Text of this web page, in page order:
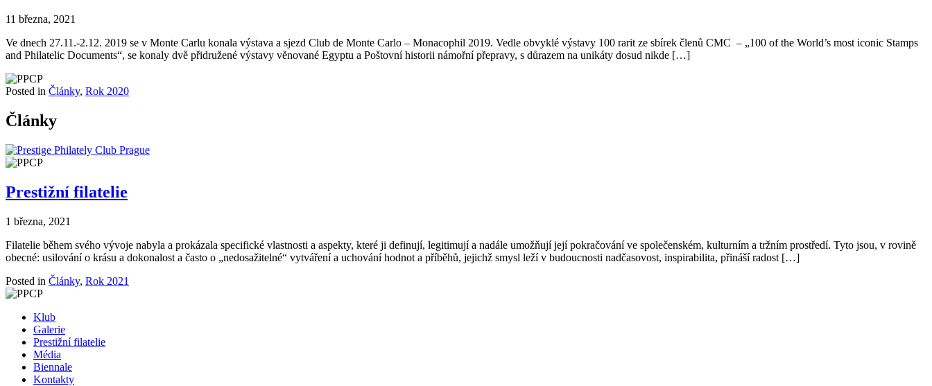
11 března, 2021
Ve dnech 27.11.-2.12. 2019 se v Monte Carlu konala výstava a sjezd Club de Monte Carlo – Monacophil 2019. Vedle obvyklé výstavy 100 rarit ze sbírek členů CMC – „100 of the World’s most iconic Stamps
and Philatelic Documents“, se konaly dvě přidružené výstavy věnované Egyptu a Poštovní historii námořní přepravy, s důrazem na unikáty dosud nikde […]
Posted in Články, Rok 2020
Články
Prestižní filatelie
1 března, 2021
Filatelie během svého vývoje nabyla a prokázala specifické vlastnosti a aspekty, které ji definují, legitimují a nadále umožňují její pokračování ve společenském, kulturním a tržním prostředí. Tyto jsou, v rovině
obecné: usilování o krásu a dokonalost a často o „nedosažitelné“ vytváření a uchování hodnot a příběhů, jejichž smysl leží v budoucnosti nadčasovost, inspirabilita, přináší radost […]
Posted in Články, Rok 2021
Klub
Galerie
Prestižní filatelie
Média
Biennale
Kontakty